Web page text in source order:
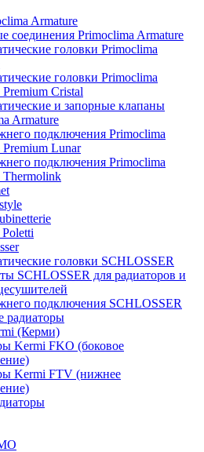
Armature
соединения Primoclima Armature
головки Primoclima
головки Primoclima
Cristal
и запорные клапаны
Armature
подключения Primoclima
Premium Lunar
подключения Primoclima
Thermolink
головки SCHLOSSER
SCHLOSSER для радиаторов и
подключения SCHLOSSER
радиаторы
(Керми)
Kermi FKO (боковое
Kermi FTV (нижнее